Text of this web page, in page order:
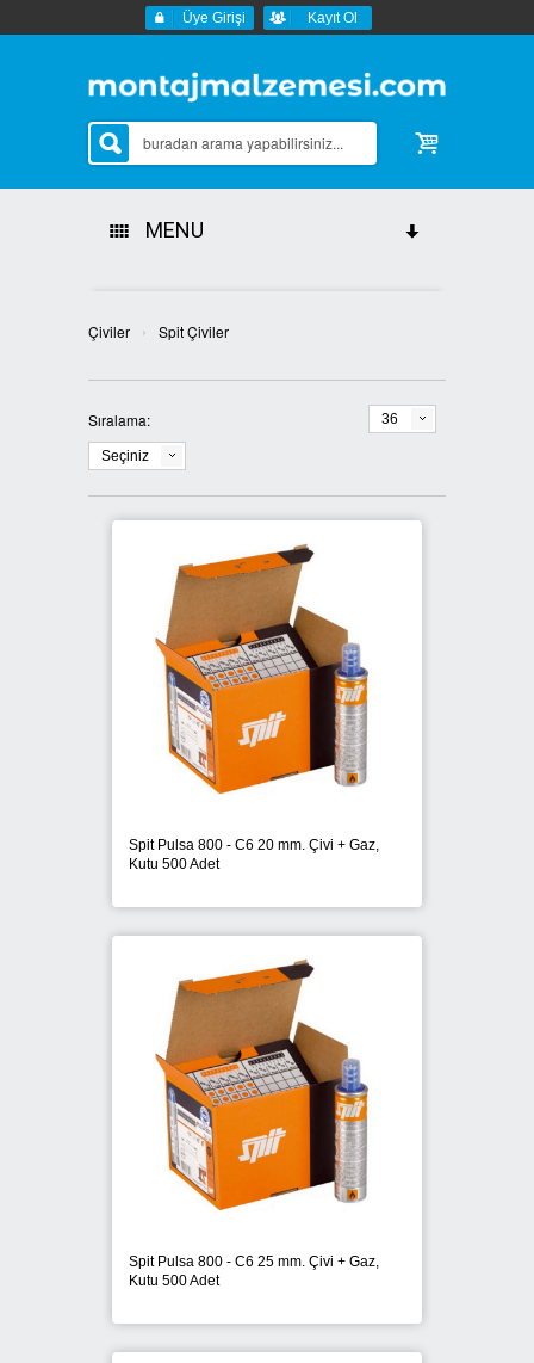
Üye Girişi Kayıt Ol
MENU
İletişim
Markalar
DEWALT
FISCHER
FIXPLAST
MAX
PANASONIC
POWERS TRAK-IT
PROTECTA
RAWLPLUG
RED HIT
SOUDAL
Çiviler › Spit Çiviler
Sıralama:
Seçiniz
36
Spit Pulsa 800 - C6 20 mm. Çivi + Gaz,
Kutu 500 Adet
Spit Pulsa 800 - C6 25 mm. Çivi + Gaz,
Kutu 500 Adet